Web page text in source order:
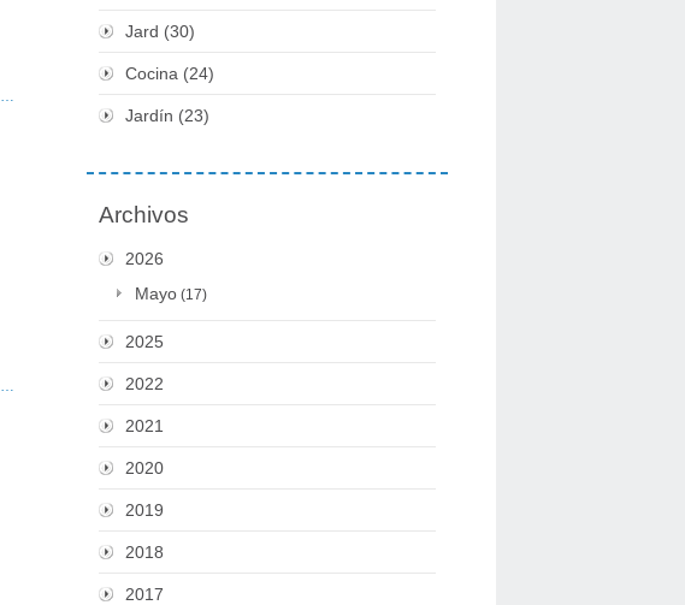
…
…
Jard (30)
Cocina (24)
Jardín (23)
Archivos
2026
Mayo (17)
2025
2022
2021
2020
2019
2018
2017